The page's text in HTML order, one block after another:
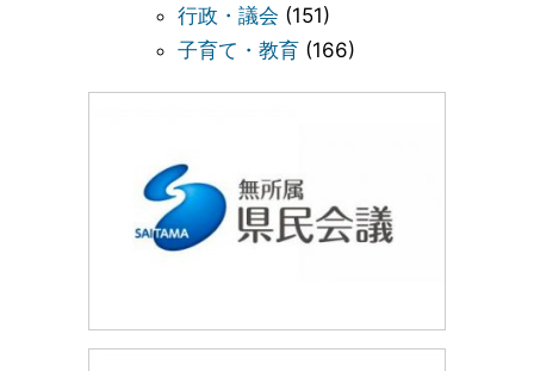
行政・議会 (151)
子育て・教育 (166)